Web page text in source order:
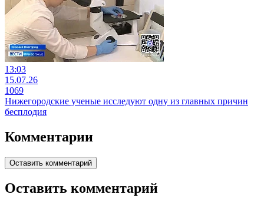
13:03
15.07.26
1069
Нижегородские ученые исследуют одну из главных причин
бесплодия
Комментарии
Оставить комментарий
Оставить комментарий